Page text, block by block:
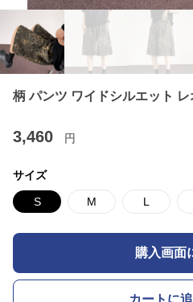
柄 パンツ ワイドシルエット
3,460 円
サイズ
S M L
購入画面
カートに